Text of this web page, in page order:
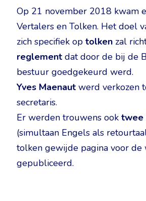
Op 21 november 2018 kwam
Vertalers en Tolken. Het doel
zich specifiek op tolken zal
reglement dat door de bij de
bestuur goedgekeurd werd.
Yves Maenaut werd verkozen
secretaris.
Er werden trouwens ook twee
(simultaan Engels als
tolken gewijde pagina voor de
gepubliceerd.